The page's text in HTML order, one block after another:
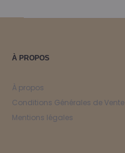
À PROPOS
À propos
Conditions Générales de Vente
Mentions légales